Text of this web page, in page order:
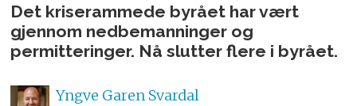
Det kriserammede byrået har vært
gjennom nedbemanninger og
permitteringer. Nå slutter flere i byrået.
Yngve Garen Svardal